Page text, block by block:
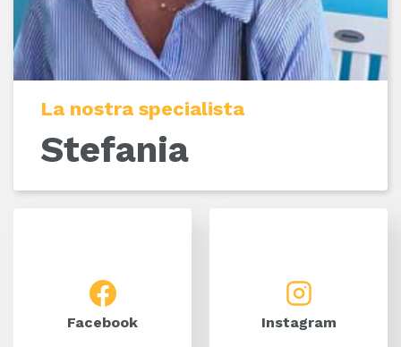
La nostra specialista
Stefania
Facebook Instagram